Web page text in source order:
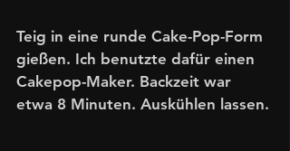
Teig in eine runde Cake-Pop-Form
gießen. Ich benutzte dafür einen
Cakepop-Maker. Backzeit war
etwa 8 Minuten. Auskühlen lassen.